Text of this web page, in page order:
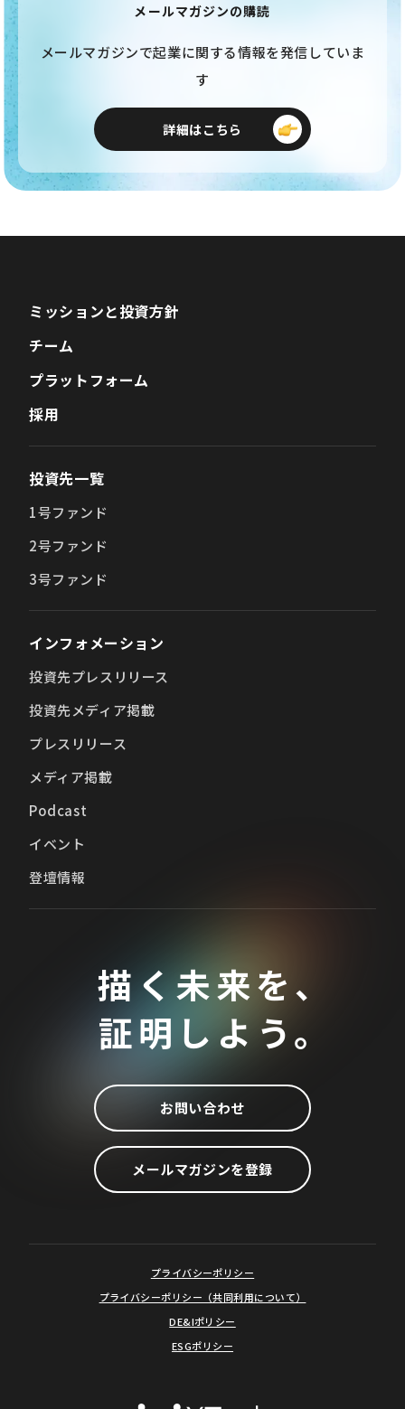
メールマガジンの購読
メールマガジンで起業に関する情報を発信していま
す
詳細はこちら
ミッションと投資方針
チーム
プラットフォーム
採用
投資先一覧
1号ファンド
2号ファンド
3号ファンド
インフォメーション
投資先プレスリリース
投資先メディア掲載
プレスリリース
メディア掲載
Podcast
イベント
登壇情報
描く未来を、
証明しよう。
お問い合わせ
メールマガジンを登録
プライバシーポリシー
プライバシーポリシー（共同利用について）
DE&Iポリシー
ESGポリシー